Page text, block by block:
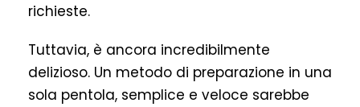
richieste.
Tuttavia, è ancora incredibilmente
delizioso. Un metodo di preparazione in una
sola pentola, semplice e veloce sarebbe